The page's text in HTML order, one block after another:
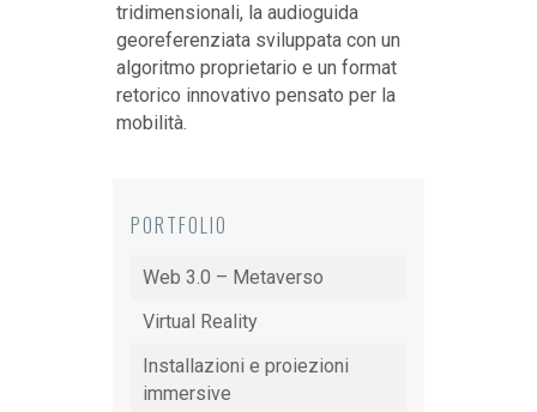
tridimensionali, la audioguida
georeferenziata sviluppata con un
algoritmo proprietario e un format
retorico innovativo pensato per la
mobilità.
PORTFOLIO
Web 3.0 – Metaverso
Virtual Reality
Installazioni e proiezioni
immersive